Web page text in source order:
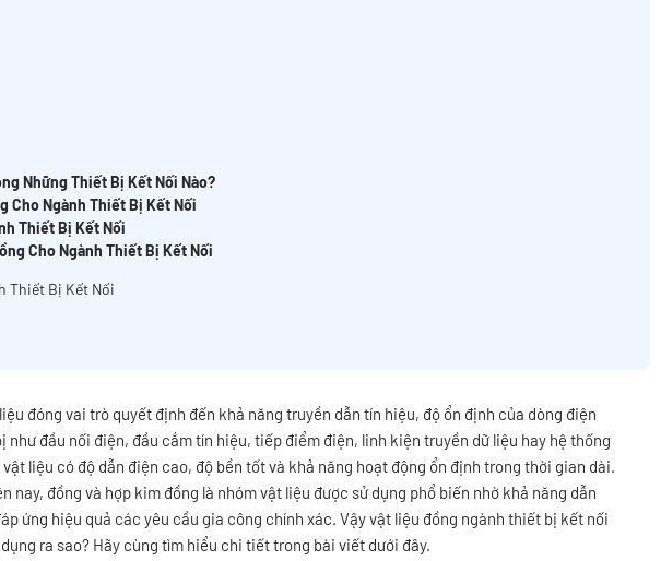
Những Thiết Bị Kết Nối Nào?
Cho Ngành Thiết Bị Kết Nối
Thiết Bị Kết Nối
Cho Ngành Thiết Bị Kết Nối
Thiết Bị Kết Nối
đóng vai trò quyết định đến khả năng truyền dẫn tín hiệu, độ ổn định của dòng điện
như đầu nối điện, đầu cắm tín hiệu, tiếp điểm điện, linh kiện truyền dữ liệu hay hệ thống
liệu có độ dẫn điện cao, độ bền tốt và khả năng hoạt động ổn định trong thời gian dài.
nay, đồng và hợp kim đồng là nhóm vật liệu được sử dụng phổ biến nhờ khả năng dẫn
ứng hiệu quả các yêu cầu gia công chính xác. Vậy vật liệu đồng ngành thiết bị kết nối
ra sao? Hãy cùng tìm hiểu chi tiết trong bài viết dưới đây.